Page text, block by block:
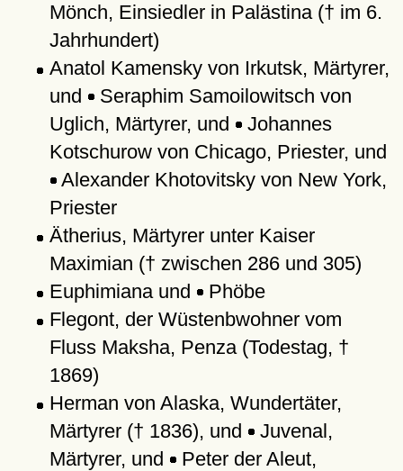
Mönch, Einsiedler in Palästina († im 6.
Jahrhundert)
Anatol Kamensky von Irkutsk, Märtyrer,
und Seraphim Samoilowitsch von
Uglich, Märtyrer, und Johannes
Kotschurow von Chicago, Priester, und
Alexander Khotovitsky von New York,
Priester
Ätherius, Märtyrer unter Kaiser
Maximian († zwischen 286 und 305)
Euphimiana und Phöbe
Flegont, der Wüstenbwohner vom
Fluss Maksha, Penza (Todestag, †
1869)
Herman von Alaska, Wundertäter,
Märtyrer († 1836), und Juvenal,
Märtyrer, und Peter der Aleut,